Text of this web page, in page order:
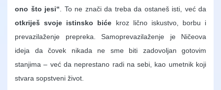
ono što jesi“. To ne znači da treba da ostaneš isti, već da
otkriješ svoje istinsko biće kroz lično iskustvo, borbu i
prevazilaženje prepreka. Samoprevazilaženje je Ničeova
ideja da čovek nikada ne sme biti zadovoljan gotovim
stanjima – već da neprestano radi na sebi, kao umetnik koji
stvara sopstveni život.